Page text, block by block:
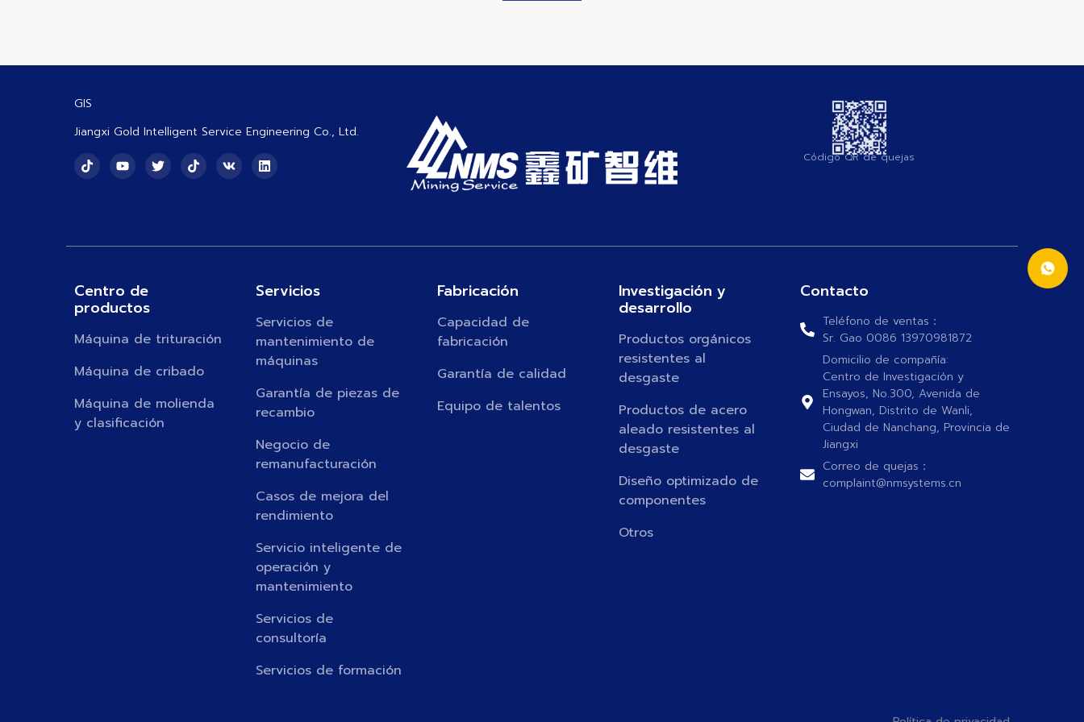
GIS
Jiangxi Gold Intelligent Service Engineering Co., Ltd.
Código QR de quejas
Centro de
productos
Máquina de trituración
Máquina de cribado
Máquina de molienda
y clasificación
Servicios
Servicios de
mantenimiento de
máquinas
Garantía de piezas de
recambio
Negocio de
remanufacturación
Casos de mejora del
rendimiento
Servicio inteligente de
operación y
mantenimiento
Servicios de
consultoría
Servicios de formación
Fabricación
Capacidad de
fabricación
Garantía de calidad
Equipo de talentos
Investigación y
desarrollo
Productos orgánicos
resistentes al
desgaste
Productos de acero
aleado resistentes al
desgaste
Diseño optimizado de
componentes
Otros
Contacto
Teléfono de ventas：
Sr. Gao 0086 13970981872
Domicilio de compañía:
Centro de Investigación y
Ensayos, No.300, Avenida de
Hongwan, Distrito de Wanli,
Ciudad de Nanchang, Provincia de
Jiangxi
Correo de quejas：
complaint@nmsystems.cn